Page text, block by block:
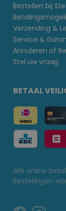
Bestellen bij
Verzending &
Service &
Annuleren of
Stel uw vraag
BETAAL
Alle online
Bestellingen